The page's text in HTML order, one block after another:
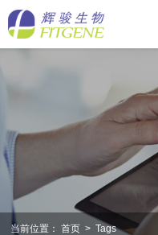
当前位置： 首页 > Tags